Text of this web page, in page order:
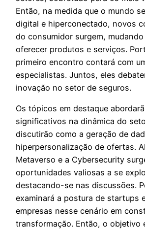
Então, na medida que o mundo
digital e hiperconectado, novos
do consumidor surgem,
oferecer produtos e serviços.
primeiro encontro contará com
especialistas. Juntos, eles
inovação no setor de seguros.
Os tópicos em destaque
significativos na dinâmica do
discutirão como a geração de
hiperpersonalização de ofertas.
Metaverso e a Cybersecurity
oportunidades valiosas a se
destacando-se nas discussões.
examinará a postura de startups
empresas nesse cenário em
transformação. Então, o objetivo